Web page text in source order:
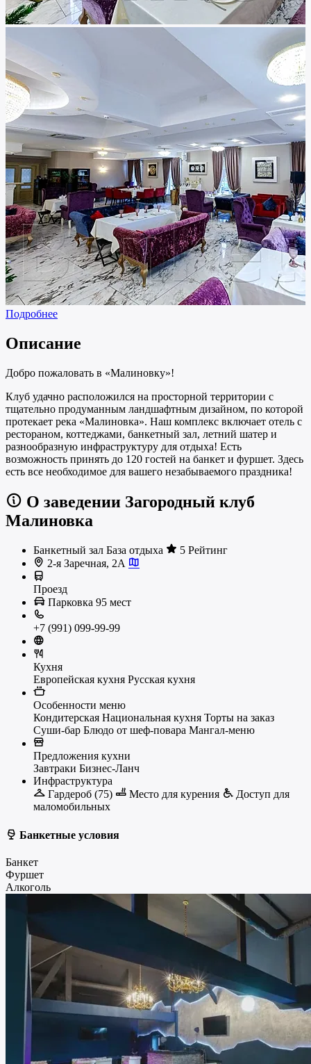
Подробнее
Описание
Добро пожаловать в «Малиновку»!
Клуб удачно расположился на просторной территории с
тщательно продуманным ландшафтным дизайном, по которой
протекает река «Малиновка». Наш комплекс включает отель с
рестораном, коттеджами, банкетный зал, летний шатер и
разнообразную инфраструктуру для отдыха! Есть
возможность принять до 120 гостей на банкет и фуршет. Здесь
есть все необходимое для вашего незабываемого праздника!
О заведении Загородный клуб
Малиновка
Банкетный зал База отдыха
5 Рейтинг
2-я Заречная, 2А
Проезд
Парковка 95 мест
+7 (991) 099-99-99
Кухня
Европейская кухня Русская кухня
Особенности меню
Кондитерская Национальная кухня Торты на заказ
Суши-бар Блюдо от шеф-повара Мангал-меню
Предложения кухни
Завтраки Бизнес-Ланч
Инфраструктура
Гардероб (75)
Место для курения
Доступ для
маломобильных
Банкетные условия
Банкет
Фуршет
Алкоголь